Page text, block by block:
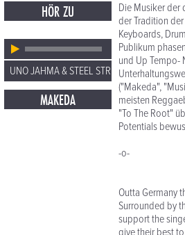
HÖR ZU
UNO JAHMA & STEEL STRING
MAKEDA
Die Musiker der
der Tradition
Keyboards,
Publikum
und Up Tempo-
("Makeda",
meisten
"To The Root"
Potentials
-o-
Outta Germany
Surrounded by
support the